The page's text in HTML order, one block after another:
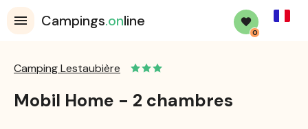
Campings.online
0
Camping Lestaubière
Mobil Home - 2 chambres